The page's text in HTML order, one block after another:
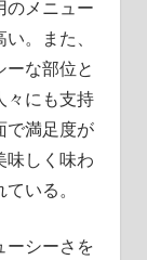
のメニュー
。また、
な部位と
々にも支持
で満足度が
味しく味わ
いる。
ーシーさを